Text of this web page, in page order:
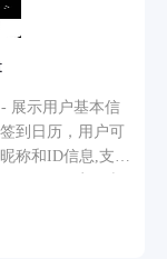
到日历，用户可
称和ID信息,支持
友人数，并浏览
记录包含时间戳